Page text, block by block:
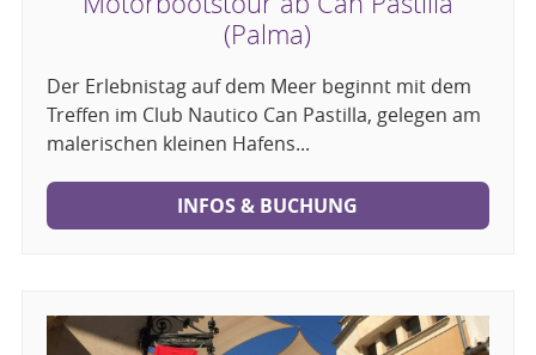
(Palma)
Der Erlebnistag auf dem Meer beginnt mit dem
Treffen im Club Nautico Can Pastilla, gelegen am
malerischen kleinen Hafens...
INFOS & BUCHUNG